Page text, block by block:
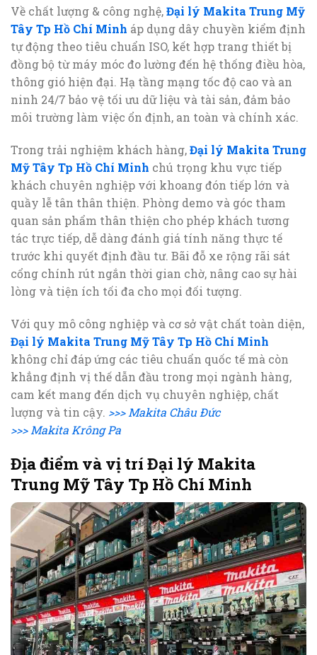
Về chất lượng & công nghệ,Đại lý Makita Trung Mỹ
Tây Tp Hồ Chí Minh áp dụng dây chuyền kiểm định
tự động theo tiêu chuẩn ISO, kết hợp trang thiết bị
đồng bộ từ máy móc đo lường đến hệ thống điều hòa,
thông gió hiện đại. Hạ tầng mạng tốc độ cao và an
ninh 24/7 bảo vệ tối ưu dữ liệu và tài sản, đảm bảo
môi trường làm việc ổn định, an toàn và chính xác.
Trong trải nghiệm khách hàng,Đại lý Makita Trung
Mỹ Tây Tp Hồ Chí Minh chú trọng khu vực tiếp
khách chuyên nghiệp với khoang đón tiếp lớn và
quầy lễ tân thân thiện. Phòng demo và góc tham
quan sản phẩm thân thiện cho phép khách tương
tác trực tiếp, dễ dàng đánh giá tính năng thực tế
trước khi quyết định đầu tư. Bãi đỗ xe rộng rãi sát
cổng chính rút ngắn thời gian chờ, nâng cao sự hài
lòng và tiện ích tối đa cho mọi đối tượng.
Với quy mô công nghiệp và cơ sở vật chất toàn diện,
Đại lý Makita Trung Mỹ Tây Tp Hồ Chí Minh
không chỉ đáp ứng các tiêu chuẩn quốc tế mà còn
khẳng định vị thế dẫn đầu trong mọi ngành hàng,
cam kết mang đến dịch vụ chuyên nghiệp, chất
lượng và tin cậy. >>> Makita Châu Đức
>>> Makita Krông Pa
Địa điểm và vị trí Đại lý Makita
Trung Mỹ Tây Tp Hồ Chí Minh